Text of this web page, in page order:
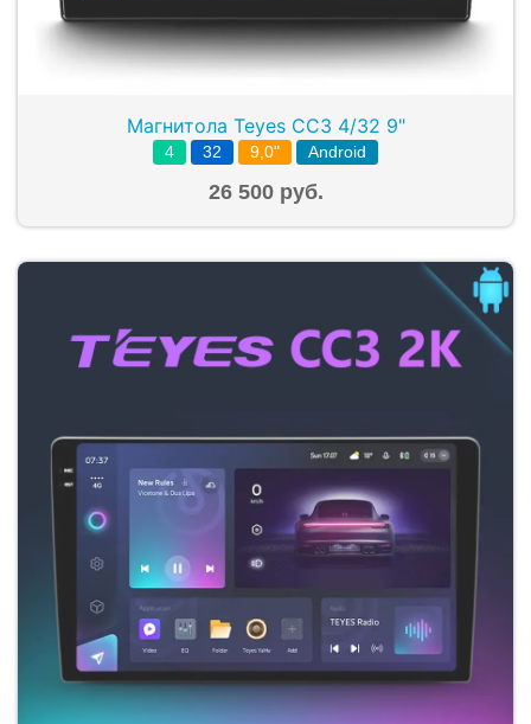
Магнитола Teyes CC3 4/32 9"
4 32 9,0" Android
26 500 руб.